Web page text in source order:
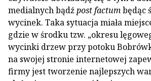
medialnych bądźpost factumbędąc
wycinek. Taka sytuacja miała
gdzie w środku tzw. „okresu
wycinki drzew przy potoku
na swojej stronie internetowej
firmy jest tworzenie najlepszych